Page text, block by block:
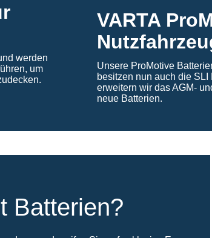
werden
um
VARTA
Unsere ProMotive
besitzen nun auch die
erweitern wir das AGM-
neue Batterien.
Batterien?